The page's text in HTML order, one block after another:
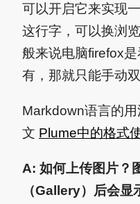
可以开启它来实现
这行字，可以换浏
般来说电脑firefox
有，那就只能手动双
Markdown语言的
文 Plume中的格式
A: 如何上传图片？
（Gallery）后会